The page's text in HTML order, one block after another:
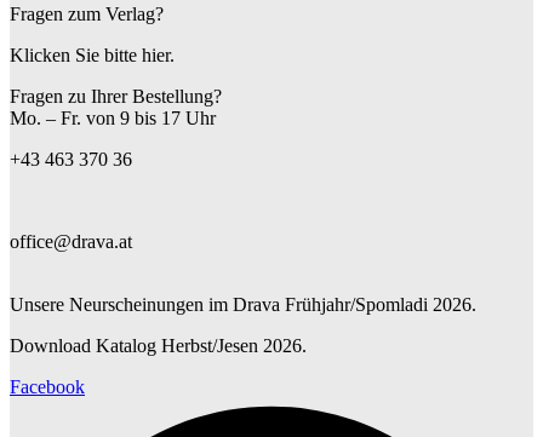
Fragen zum Verlag?
Klicken Sie bitte hier.
Fragen zu Ihrer Bestellung?
Mo. – Fr. von 9 bis 17 Uhr
+43 463 370 36
office@drava.at
Unsere Neurscheinungen im Drava Frühjahr/Spomladi 2026.
Download Katalog Herbst/Jesen 2026.
Facebook